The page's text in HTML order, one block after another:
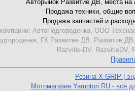
Авторынок Развитие ДВ, места на
Продажа техники, общие
Продажа запчастей и
АвтоПодгороденка, ООО
ГК Развитие ДВ,
Razvitie-DV, RazvitieDV,
Резина X-GRIP |
Мотомагазин Yamotori.RU - всё